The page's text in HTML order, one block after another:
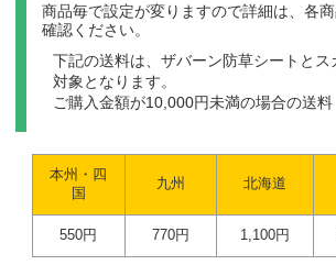
商品毎で設定が変りますので詳細は、各
確認ください。
下記の送料は、ザバーン防草シートとス
対象となります。
ご購入金額が10,000円未満の場合の送料
本州・四
国
九州 北海道
550円 770円 1,100円